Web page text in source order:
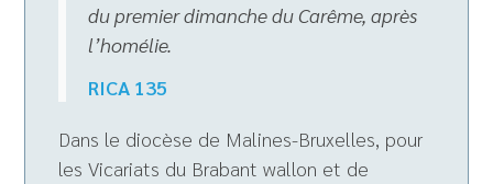
du premier dimanche du Carême, après
l’homélie.
RICA 135
Dans le diocèse de Malines-Bruxelles, pour
les Vicariats du Brabant wallon et de